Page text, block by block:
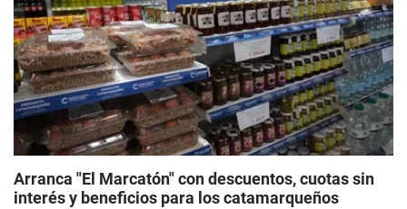
Arranca "El Marcatón" con descuentos, cuotas sin
interés y beneficios para los catamarqueños